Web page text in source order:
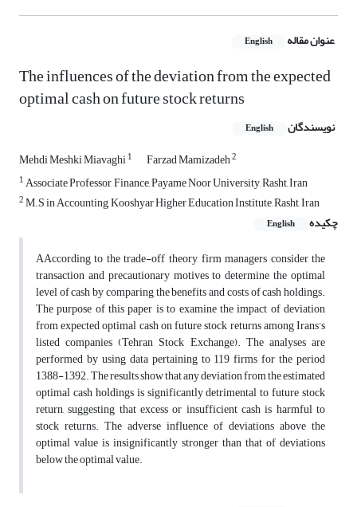
عنوان مقاله English
The influences of the deviation from the expected
optimal cash on future stock returns
نویسندگان English
Mehdi Meshki Miavaghi1 Farzad Mamizadeh2
1Associate Professor, Finance, Payame Noor University, Rasht, Iran
2M.S in Accounting, Kooshyar Higher Education Institute, Rasht, Iran
چکیده
English
AAccording to the trade-off theory, firm managers consider the
transaction and precautionary motives to determine the optimal
level of cash by comparing the benefits and costs of cash holdings.
The purpose of this paper is to examine the impact of deviation
from expected optimal cash on future stock returns among Irans’s
listed companies (Tehran Stock Exchange). The analyses are
performed by using data pertaining to 119 firms for the period
1388-1392. The results show that any deviation from the estimated
optimal cash holdings is significantly detrimental to future stock
return, suggesting that excess or insufficient cash is harmful to
stock returns. The adverse influence of deviations above the
optimal value is insignificantly stronger than that of deviations
below the optimal value.